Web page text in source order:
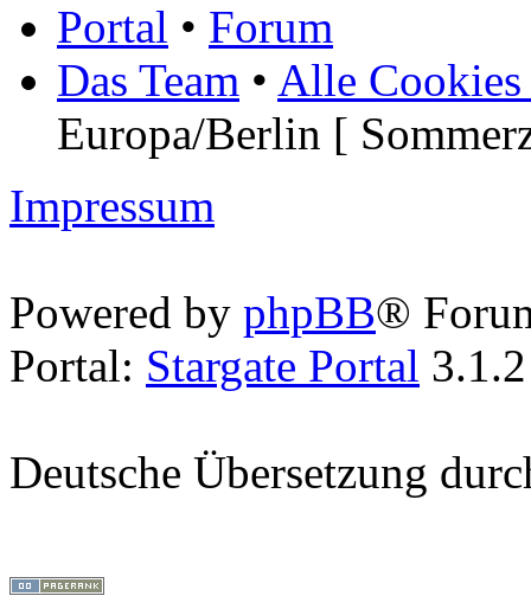
Portal • Forum
Das Team • Alle Cookies
Europa/Berlin [
Impressum
Powered by phpBB®
Portal: Stargate Portal
Deutsche Übersetzung